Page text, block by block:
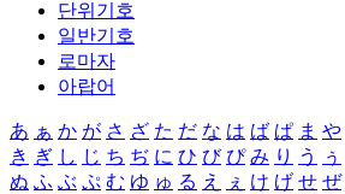
단위기호
일반기호
로마자
아랍어
あ ぁ か が さ ざ た だ な は ば ぱ ま や
き ぎ し じ ち ぢ に ひ び ぴ み り う ぅ
ぬ ふ ぶ ぷ む ゆ ゅ る え ぇ け げ せ ぜ